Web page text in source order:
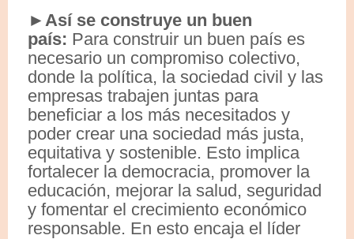
►Así se construye un buen
país: Para construir un buen país es
necesario un compromiso colectivo,
donde la política, la sociedad civil y las
empresas trabajen juntas para
beneficiar a los más necesitados y
poder crear una sociedad más justa,
equitativa y sostenible. Esto implica
fortalecer la democracia, promover la
educación, mejorar la salud, seguridad
y fomentar el crecimiento económico
responsable. En esto encaja el líder